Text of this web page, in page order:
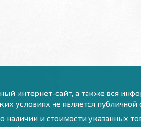
интернет-сайт, а также вся
условиях не является публичной
наличии и стоимости указанных